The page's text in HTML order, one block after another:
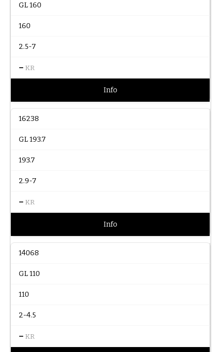
GL 160
160
2.5-7
– KR
Info
16238
GL 193.7
193.7
2.9-7
– KR
Info
14068
GL 110
110
2-4.5
– KR